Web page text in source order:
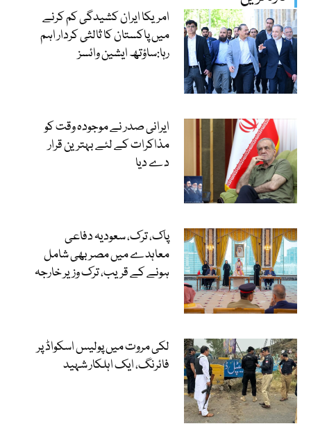
امریکا ایران کشیدگی کم کرنے
میں پاکستان کا ثالثی کردار اہم
رہا:ساؤتھ ایشین وائسز
ایرانی صدر نے موجودہ وقت کو
مذاکرات کے لئے بہترین قرار
دے دیا
پاک، ترک، سعودیہ دفاعی
معاہدے میں مصر بھی شامل
ہونے کے قریب، ترک وزیر خارجہ
لکی مروت میں پولیس اسکواڈ پر
فائرنگ، ایک اہلکار شہید